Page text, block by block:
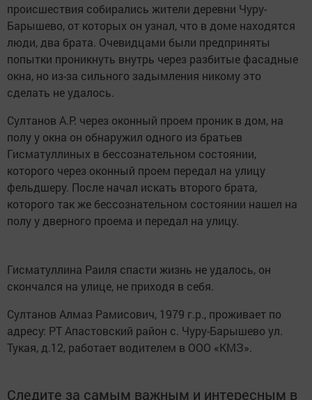
происшествия собирались жители деревни Чуру-
Барышево, от которых он узнал, что в доме находятся
люди, два брата. Очевидцами были предприняты
попытки проникнуть внутрь через разбитые фасадные
окна, но из-за сильного задымления никому это
сделать не удалось.
Султанов А.Р. через оконный проем проник в дом, на
полу у окна он обнаружил одного из братьев
Гисматуллиных в бессознательном состоянии,
которого через оконный проем передал на улицу
фельдшеру. После начал искать второго брата,
которого так же бессознательном состоянии нашел на
полу у дверного проема и передал на улицу.
Гисматуллина Раиля спасти жизнь не удалось, он
скончался на улице, не приходя в себя.
Султанов Алмаз Рамисович, 1979 г.р., проживает по
адресу: РТ Апастовский район с. Чуру-Барышево ул.
Тукая, д.12, работает водителем в ООО «КМЗ».
Следите за самым важным и интересным в